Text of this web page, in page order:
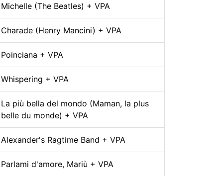
Michelle (The Beatles) + VPA
Charade (Henry Mancini) + VPA
Poinciana + VPA
Whispering + VPA
La più bella del mondo (Maman, la plus
belle du monde) + VPA
Alexander's Ragtime Band + VPA
Parlami d'amore, Mariù + VPA